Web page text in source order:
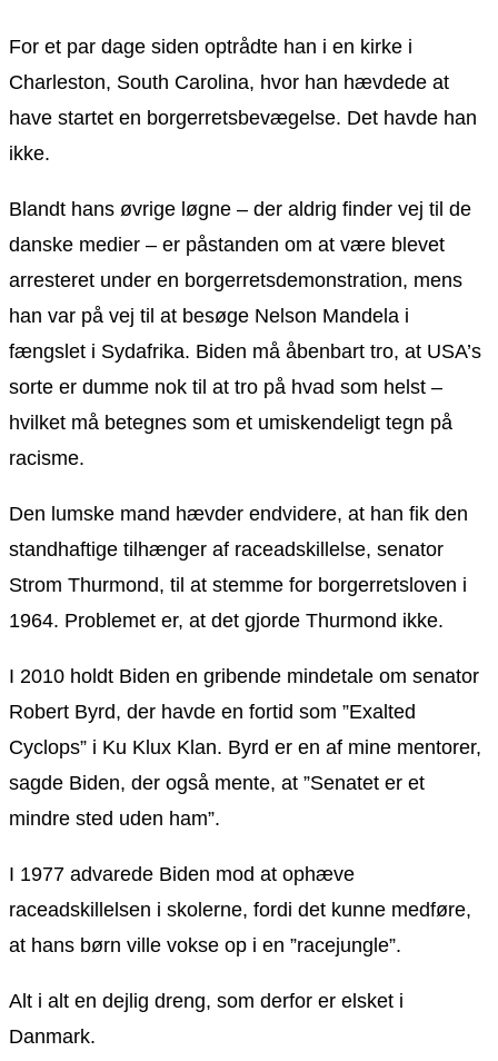
For et par dage siden optrådte han i en kirke i
Charleston, South Carolina, hvor han hævdede at
have startet en borgerretsbevægelse. Det havde han
ikke.
Blandt hans øvrige løgne – der aldrig finder vej til de
danske medier – er påstanden om at være blevet
arresteret under en borgerretsdemonstration, mens
han var på vej til at besøge Nelson Mandela i
fængslet i Sydafrika. Biden må åbenbart tro, at USA’s
sorte er dumme nok til at tro på hvad som helst –
hvilket må betegnes som et umiskendeligt tegn på
racisme.
Den lumske mand hævder endvidere, at han fik den
standhaftige tilhænger af raceadskillelse, senator
Strom Thurmond, til at stemme for borgerretsloven i
1964. Problemet er, at det gjorde Thurmond ikke.
I 2010 holdt Biden en gribende mindetale om senator
Robert Byrd, der havde en fortid som ”Exalted
Cyclops” i Ku Klux Klan. Byrd er en af mine mentorer,
sagde Biden, der også mente, at ”Senatet er et
mindre sted uden ham”.
I 1977 advarede Biden mod at ophæve
raceadskillelsen i skolerne, fordi det kunne medføre,
at hans børn ville vokse op i en ”racejungle”.
Alt i alt en dejlig dreng, som derfor er elsket i
Danmark.